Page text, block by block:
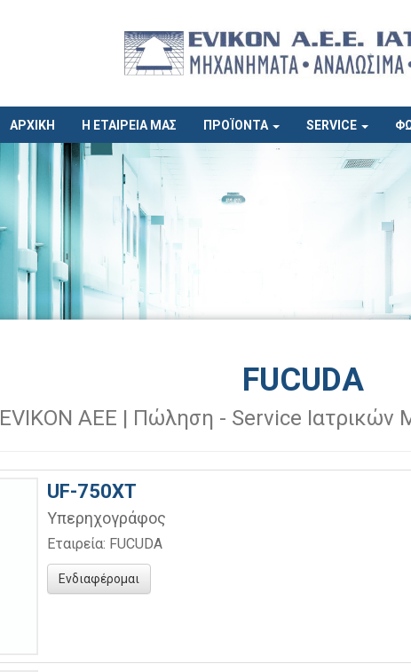
ΑΡΧΙΚΗ Η ΕΤΑΙΡΕΙΑ ΜΑΣ ΠΡΟΪΟΝΤΑ SERVICE
FUCUDA
EVIKON AEE | Πώληση - Service
UF-750XT
Υπερηχογράφος
Εταιρεία: FUCUDA
Ενδιαφέρομαι